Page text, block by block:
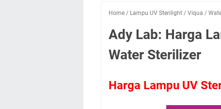
Home / Lampu UV Sterilight / Viqua /
Ady Lab: Harga
Water Sterilizer
Harga Lampu UV